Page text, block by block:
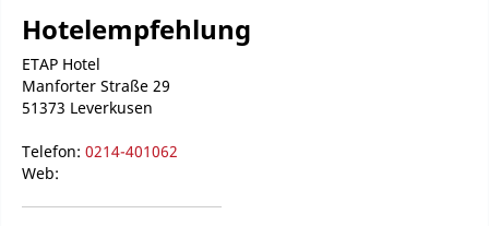
Hotelempfehlung
ETAP Hotel
Manforter Straße 29
51373 Leverkusen
Telefon: 0214-401062
Web: